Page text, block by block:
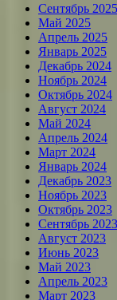
Сентябрь 2025
Май 2025
Апрель 2025
Январь 2025
Декабрь 2024
Ноябрь 2024
Октябрь 2024
Август 2024
Май 2024
Апрель 2024
Март 2024
Январь 2024
Декабрь 2023
Ноябрь 2023
Октябрь 2023
Сентябрь 2023
Август 2023
Июнь 2023
Май 2023
Апрель 2023
Март 2023